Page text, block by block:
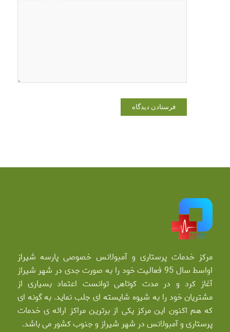
مرکز خدمات پرستاری و آمبولانس خصوصی پارسه شیراز
اواسط سال 95 فعالیت خود را به صورت جدی در شهر شیراز
آغاز کرد و در مدت کوتاهی توانست اعتماد بسیاری از
مشتریان خود را به شیوه شایسته ای جلب نماید. به گونه ای
که هم اکنون این مرکز یکی از برترین مراکز ارائه ی خدمات
پرستاری و آمبولانس در شهر شیراز و جنوب کشور می باشد.